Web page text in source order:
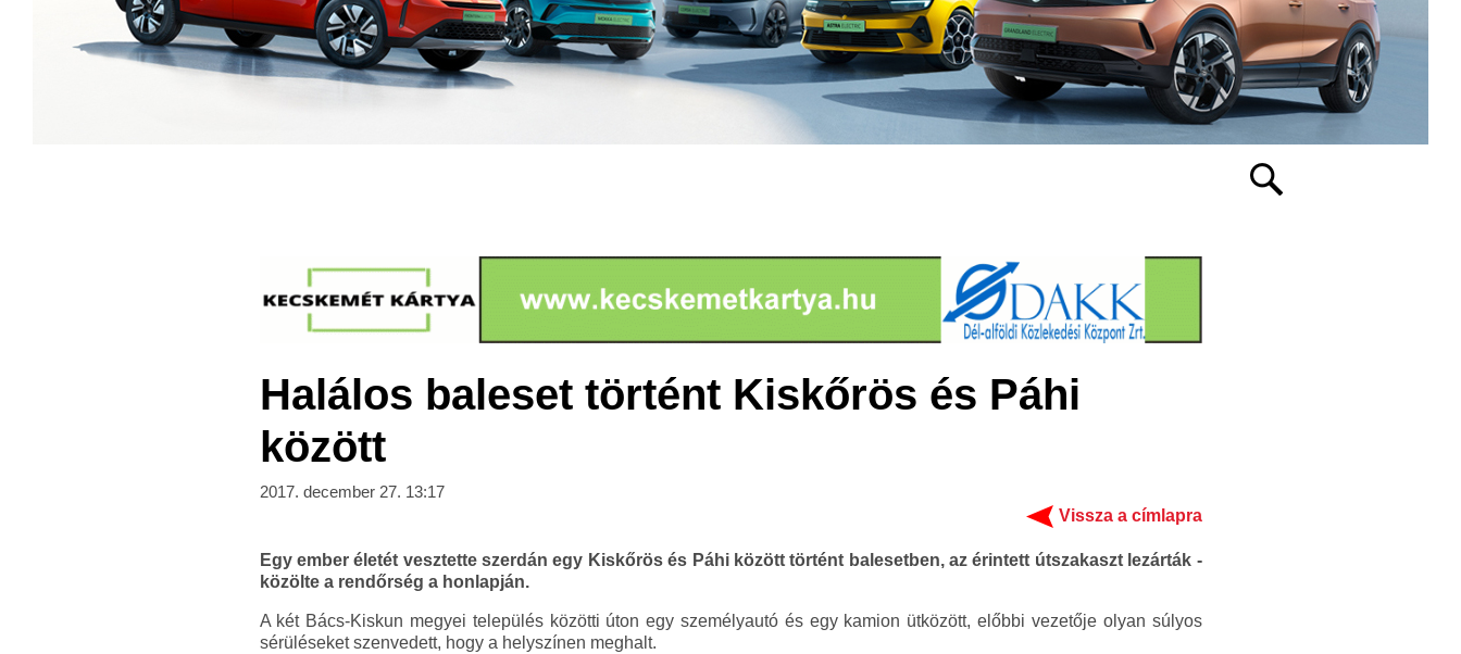
Halálos baleset történt Kiskőrös és Páhi
között
2017. december 27. 13:17
Vissza a címlapra
Egy ember életét vesztette szerdán egy Kiskőrös és Páhi között történt balesetben, az érintett útszakaszt lezárták -
közölte a rendőrség a honlapján.
A két Bács-Kiskun megyei település közötti úton egy személyautó és egy kamion ütközött, előbbi vezetője olyan súlyos
sérüléseket szenvedett, hogy a helyszínen meghalt.